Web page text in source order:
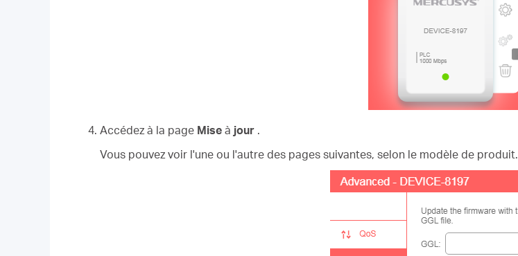
Accédez à la page Mise à jour .
Vous pouvez voir l'une ou l'autre des pages suivantes, selon le modèle de produit.